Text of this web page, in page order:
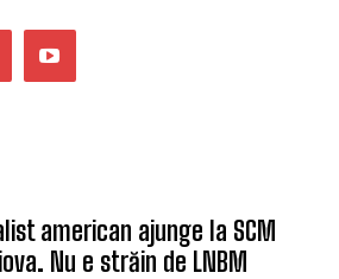
american ajunge la SCM
Nu e străin de LNBM